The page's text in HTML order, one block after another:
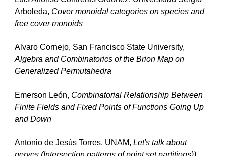
Arboleda, Cover monoidal categories on species and
free cover monoids
Algebra and Combinatorics of the Brion Map on
Generalized Permutahedra
Emerson León, Combinatorial Relationship Between
Finite Fields and Fixed Points of Functions Going Up
and Down
Antonio de Jesús Torres, UNAM, Let's talk about